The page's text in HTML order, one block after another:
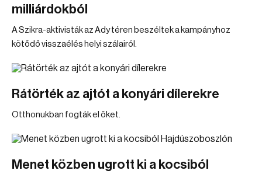
milliárdokból
A Szikra-aktivisták az Ady téren beszéltek a kampányhoz
kötődő visszaélés helyi szálairól.
Rátörték az ajtót a konyári dílerekre
Otthonukban fogták el őket.
Menet közben ugrott ki a kocsiból